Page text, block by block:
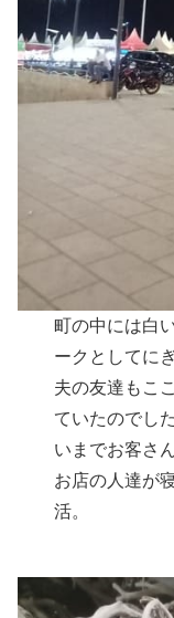
町の中には白
ークとしてに
夫の友達もこ
ていたのでし
いまでお客さ
お店の人達が
活。